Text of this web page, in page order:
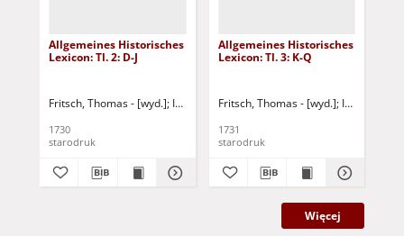
Allgemeines Historisches
Lexicon: Tl. 2: D-J
Fritsch, Thomas - [wyd.] Iselin, Jakob Christoph Buddeus, Johann Franz
1730
starodruk
Allgemeines Historisches
Lexicon: Tl. 3: K-Q
Fritsch, Thomas - [wyd.] Iselin,
1731
starodruk
Więcej